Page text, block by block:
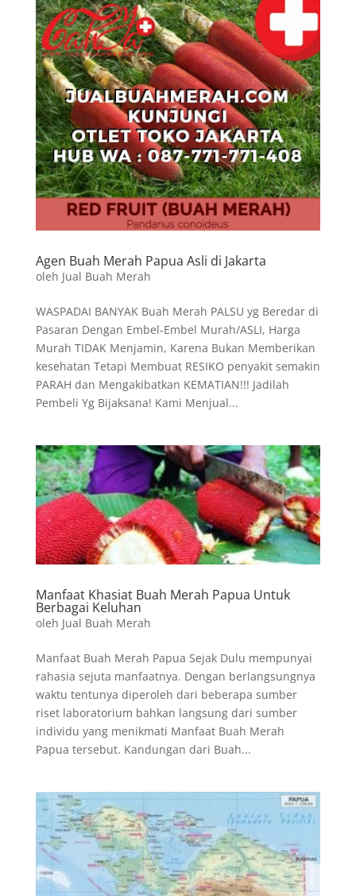
Agen Buah Merah Papua Asli di Jakarta
oleh Jual Buah Merah
WASPADAI BANYAK Buah Merah PALSU yg Beredar di
Pasaran Dengan Embel-Embel Murah/ASLI, Harga
Murah TIDAK Menjamin, Karena Bukan Memberikan
kesehatan Tetapi Membuat RESIKO penyakit semakin
PARAH dan Mengakibatkan KEMATIAN!!! Jadilah
Pembeli Yg Bijaksana! Kami Menjual...
Manfaat Khasiat Buah Merah Papua Untuk
Berbagai Keluhan
oleh Jual Buah Merah
Manfaat Buah Merah Papua Sejak Dulu mempunyai
rahasia sejuta manfaatnya. Dengan berlangsungnya
waktu tentunya diperoleh dari beberapa sumber
riset laboratorium bahkan langsung dari sumber
individu yang menikmati Manfaat Buah Merah
Papua tersebut. Kandungan dari Buah...